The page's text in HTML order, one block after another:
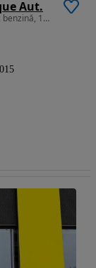
Aut.
1197 cm3 • 120 CP • De vânzare: Renault Captur 1.2 benzină, 120 CP, 2015 Mașină înmatricul